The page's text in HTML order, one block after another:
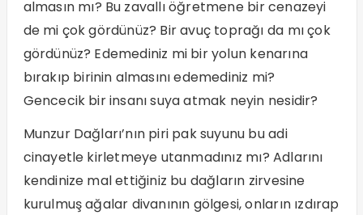
almasın mı? Bu zavallı öğretmene bir cenazeyi
de mi çok gördünüz? Bir avuç toprağı da mı çok
gördünüz? Edemediniz mi bir yolun kenarına
bırakıp birinin almasını edemediniz mi?
Gencecik bir insanı suya atmak neyin nesidir?
Munzur Dağları’nın piri pak suyunu bu adi
cinayetle kirletmeye utanmadınız mı? Adlarını
kendinize mal ettiğiniz bu dağların zirvesine
kurulmuş ağalar divanının gölgesi, onların ızdırap